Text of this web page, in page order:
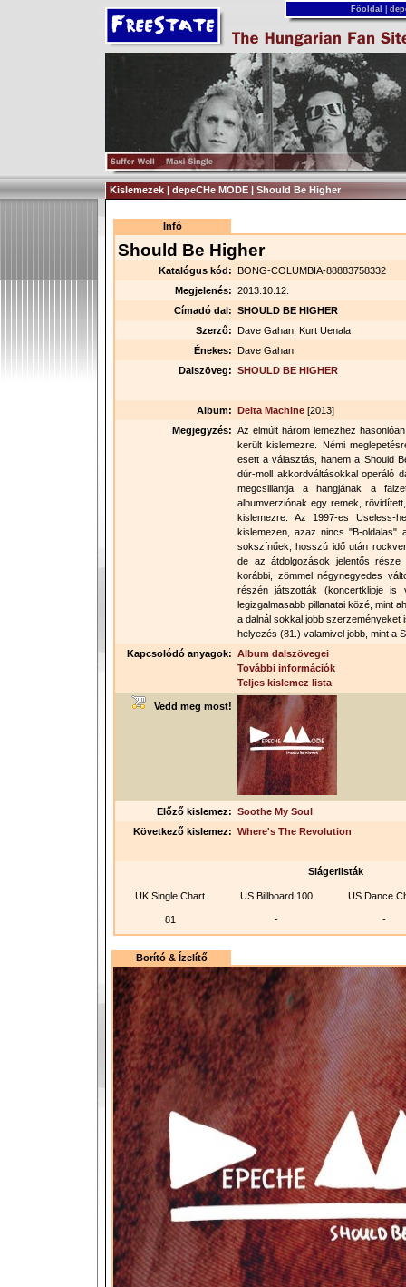
Főoldal
Kislemezek | depeCHe MODE | Should Be Higher
Infó
Should Be Higher
Katalógus kód: BONG-COLUMBIA-88883758332
Megjelenés: 2013.10.12.
Címadó dal: SHOULD BE HIGHER
Szerző: Dave Gahan, Kurt Uenala
Énekes: Dave Gahan
Dalszöveg: SHOULD BE HIGHER
Album: Delta Machine [2013]
Megjegyzés: Az elmúlt három lemezhez
került kislemezre. Némi
esett a választás, hanem a Should
dúr-moll akkordváltásokkal operáló
megcsillantja a hangjának a
albumverziónak egy remek,
kislemezre. Az 1997-es Useless-
kislemezen, azaz nincs "B-oldalas"
sokszínűek, hosszú idő után
de az átdolgozások jelentős
korábbi, zömmel négynegyedes
részén játszották (koncertklipje
legizgalmasabb pillanatai közé, mint
a dalnál sokkal jobb szerzeményeket
helyezés (81.) valamivel jobb, mint a
Kapcsolódó anyagok: Album dalszövegei
További információk
Teljes kislemez lista
Vedd meg most!
Előző kislemez: Soothe My Soul
Következő kislemez: Where's The Revolution
Slágerlisták
UK Single Chart US Billboard 100 US Dance
81 - -
Borító & Ízelítő